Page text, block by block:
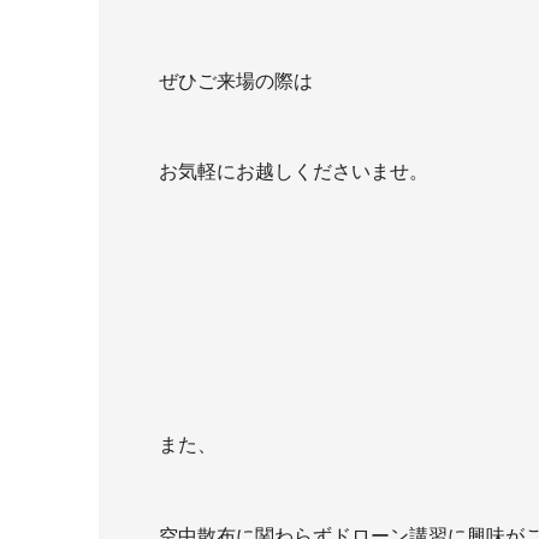
ぜひご来場の際は
お気軽にお越しくださいませ。
また、